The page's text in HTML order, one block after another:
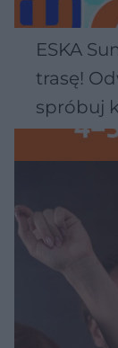
ESKA
trasę!
spróbuj
Wawelu